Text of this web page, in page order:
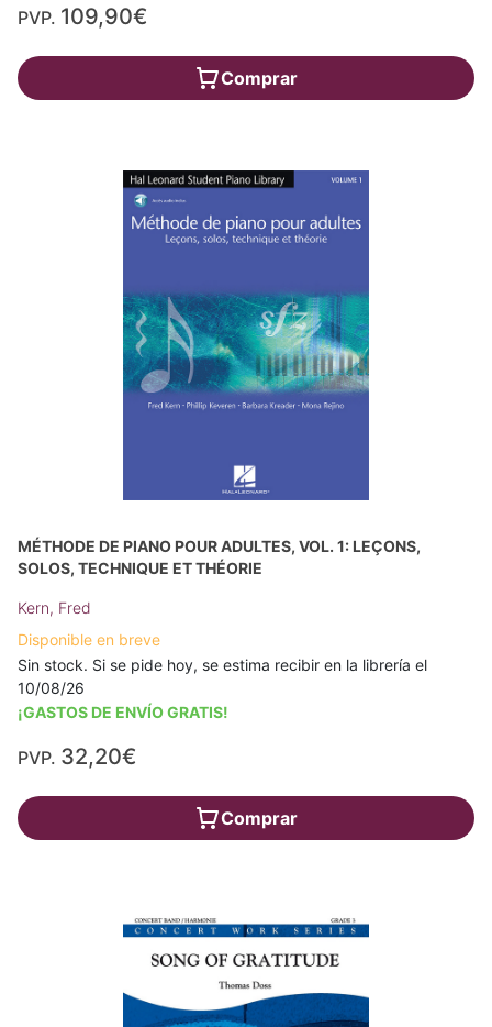
PVP. 109,90€
Comprar
MÉTHODE DE PIANO POUR ADULTES, VOL. 1: LEÇONS,
SOLOS, TECHNIQUE ET THÉORIE
Kern, Fred
Disponible en breve
Sin stock. Si se pide hoy, se estima recibir en la librería el
10/08/26
¡GASTOS DE ENVÍO GRATIS!
PVP. 32,20€
Comprar